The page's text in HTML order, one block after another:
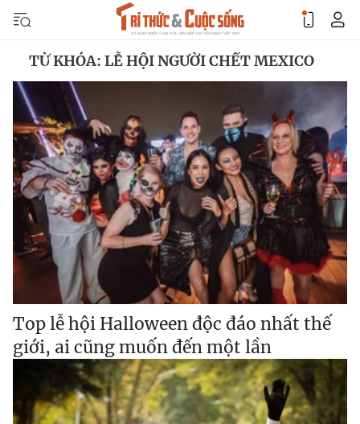
TỪ KHÓA: LỄ HỘI NGƯỜI CHẾT MEXICO
Top lễ hội Halloween độc đáo nhất thế
giới, ai cũng muốn đến một lần